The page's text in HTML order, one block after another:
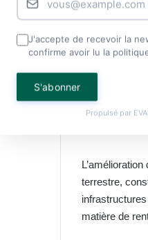
assurer la
répondre à
des
Fly Gabon,
Depuis
un contexte
autorités
terrestre,
matière de
J'accepte de recevoir la
confirme avoir lu la
S'abonner
Propulsé par